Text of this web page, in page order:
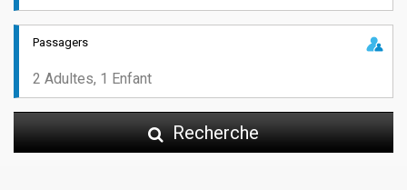
Passagers
Recherche